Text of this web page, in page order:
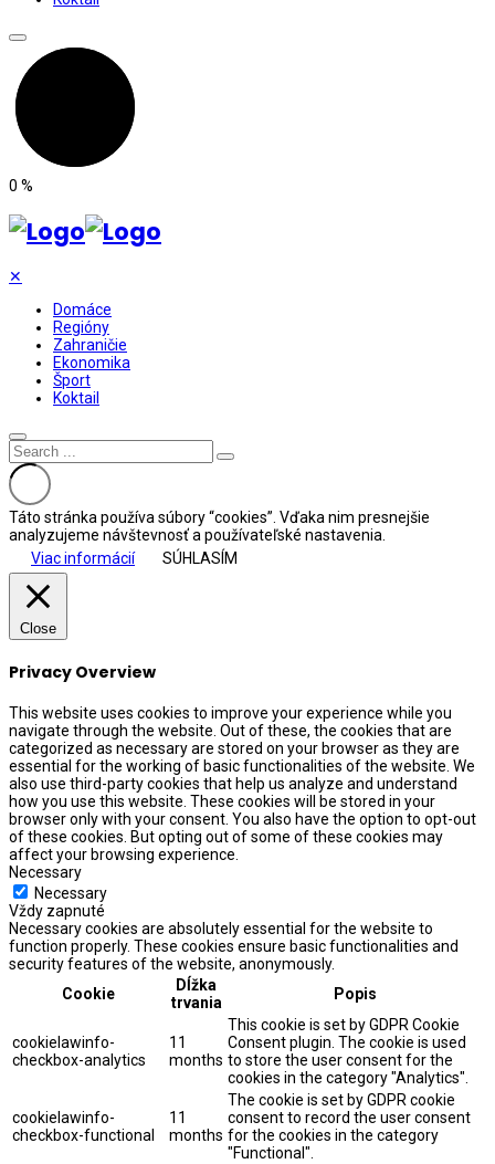
0 %
✕
Domáce
Regióny
Zahraničie
Ekonomika
Šport
Koktail
Táto stránka používa súbory “cookies”. Vďaka nim presnejšie
analyzujeme návštevnosť a používateľské nastavenia.
Viac informácií
SÚHLASÍM
Close
Privacy Overview
This website uses cookies to improve your experience while you
navigate through the website. Out of these, the cookies that are
categorized as necessary are stored on your browser as they are
essential for the working of basic functionalities of the website. We
also use third-party cookies that help us analyze and understand
how you use this website. These cookies will be stored in your
browser only with your consent. You also have the option to opt-out
of these cookies. But opting out of some of these cookies may
affect your browsing experience.
Necessary
Necessary
Vždy zapnuté
Necessary cookies are absolutely essential for the website to
function properly. These cookies ensure basic functionalities and
security features of the website, anonymously.
Cookie
Dĺžka
trvania
Popis
cookielawinfo-
checkbox-analytics
11
months
This cookie is set by GDPR Cookie
Consent plugin. The cookie is used
to store the user consent for the
cookies in the category "Analytics".
cookielawinfo-
checkbox-functional
11
months
The cookie is set by GDPR cookie
consent to record the user consent
for the cookies in the category
"Functional".